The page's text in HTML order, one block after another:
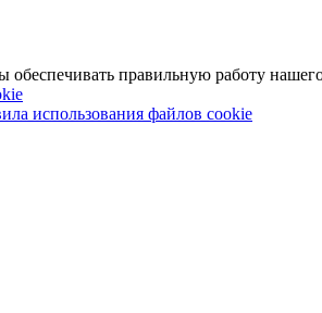
правильную работу нашего
использования файлов cookie